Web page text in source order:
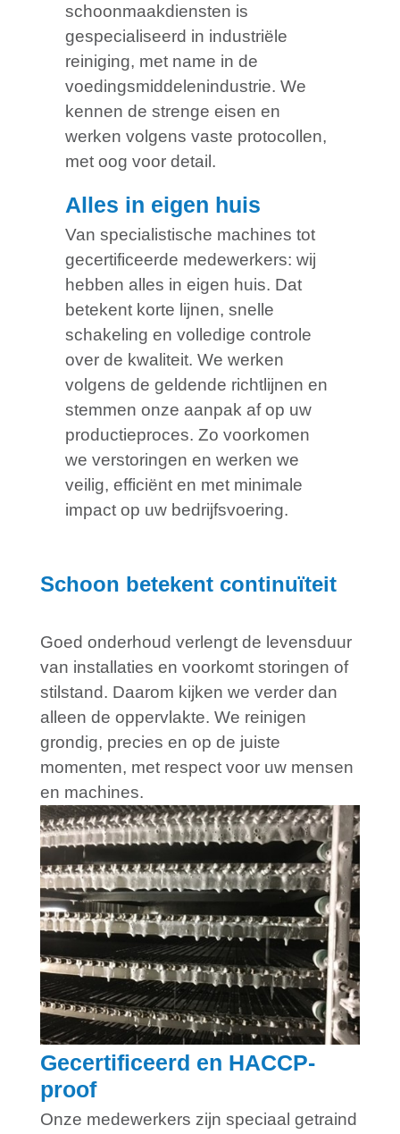
schoonmaakdiensten is
gespecialiseerd in industriële
reiniging, met name in de
voedingsmiddelenindustrie. We
kennen de strenge eisen en
werken volgens vaste protocollen,
met oog voor detail.
Alles in eigen huis
Van specialistische machines tot
gecertificeerde medewerkers: wij
hebben alles in eigen huis. Dat
betekent korte lijnen, snelle
schakeling en volledige controle
over de kwaliteit. We werken
volgens de geldende richtlijnen en
stemmen onze aanpak af op uw
productieproces. Zo voorkomen
we verstoringen en werken we
veilig, efficiënt en met minimale
impact op uw bedrijfsvoering.
Schoon betekent continuïteit
Goed onderhoud verlengt de levensduur
van installaties en voorkomt storingen of
stilstand. Daarom kijken we verder dan
alleen de oppervlakte. We reinigen
grondig, precies en op de juiste
momenten, met respect voor uw mensen
en machines.
Gecertificeerd en HACCP-
proof
Onze medewerkers zijn speciaal getraind